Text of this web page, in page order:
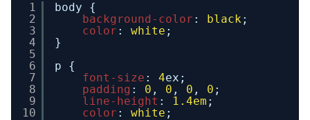
1
2
3
4
5
6
7
8
9
10
body {
background-color : black;
color : white ;
}
p {
font-size : 4ex;
padding : 0 , 0 , 0 , 0 ;
line-height : 1.4em ;
color : white ;